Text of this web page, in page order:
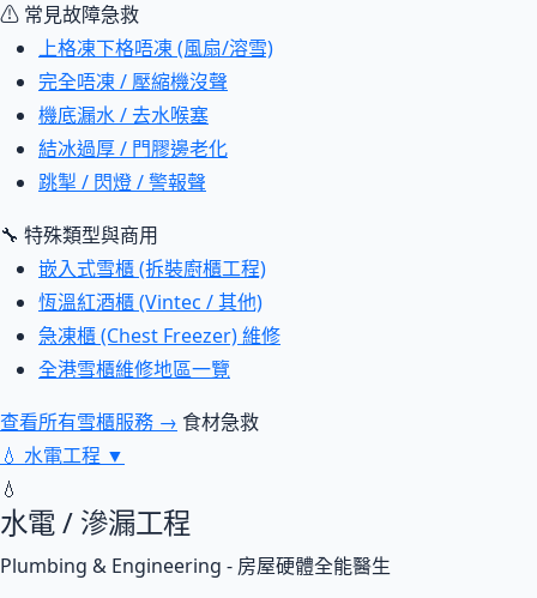
⚠ 常見故障急救
上格凍下格唔凍 (風扇/溶雪)
完全唔凍 / 壓縮機沒聲
機底漏水 / 去水喉塞
結冰過厚 / 門膠邊老化
跳掣 / 閃燈 / 警報聲
🔧 特殊類型與商用
嵌入式雪櫃 (拆裝廚櫃工程)
恆溫紅酒櫃 (Vintec / 其他)
急凍櫃 (Chest Freezer) 維修
全港雪櫃維修地區一覽
查看所有雪櫃服務 → 食材急救
💧 水電工程 ▼
💧
水電 / 滲漏工程
Plumbing & Engineering - 房屋硬體全能醫生